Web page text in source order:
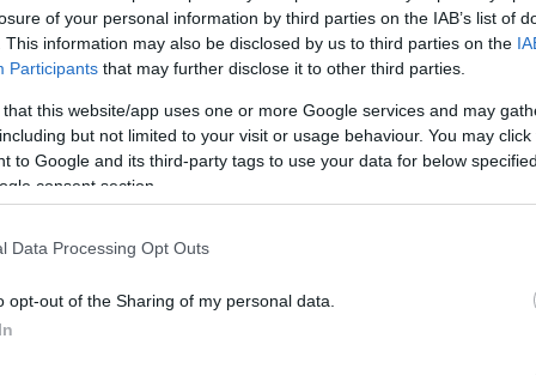
of your personal information by third parties on the IAB’s list of
This information may also be disclosed by us to third parties on the
Participants that may further disclose it to other third parties.
that this website/app uses one or more Google services and may
but not limited to your visit or usage behaviour. You may
to Google and its third-party tags to use your data for below
consent section.
Data Processing Opt Outs
opt-out of the Sharing of my personal data.
κατέλαβε την 4η θέση με 446.
με 492, ενώ στο Τουφέκι Πρηνηδόν Ανδρών
κατετάγη 6ος με 130. Στο Ελεύθερο Πιστόλι
κατέκτησε την πρωτιά και το χρυσό με 497
Νίκος στην 4η θέση με 441. Στο Πιστόλι Σπορ